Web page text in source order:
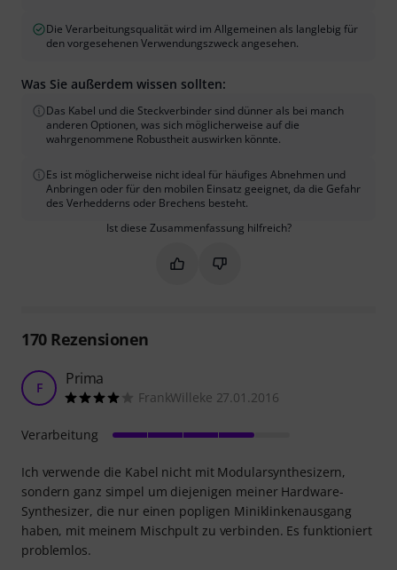
Die Verarbeitungsqualität wird im Allgemeinen als langlebig für
den vorgesehenen Verwendungszweck angesehen.
Was Sie außerdem wissen sollten:
Das Kabel und die Steckverbinder sind dünner als bei manch
anderen Optionen, was sich möglicherweise auf die
wahrgenommene Robustheit auswirken könnte.
Es ist möglicherweise nicht ideal für häufiges Abnehmen und
Anbringen oder für den mobilen Einsatz geeignet, da die Gefahr
des Verhedderns oder Brechens besteht.
Ist diese Zusammenfassung hilfreich?
Markieren Sie diese
Markieren Sie diese
170Rezensionen
F Prima
FrankWilleke 27.01.2016
Ich verwende die Kabel nicht mit Modularsynthesizern,
sondern ganz simpel um diejenigen meiner Hardware-
Synthesizer, die nur einen popligen Miniklinkenausgang
haben, mit meinem Mischpult zu verbinden. Es funktioniert
problemlos.
Verarbeitung